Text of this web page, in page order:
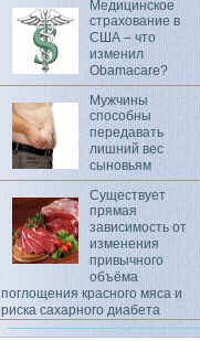
Медицинское
страхование в
США – что
изменил
Obamacare?
Мужчины
способны
передавать
лишний вес
сыновьям
Существует
прямая
зависимость от
изменения
привычного
объёма
поглощения красного мяса и
риска сахарного диабета